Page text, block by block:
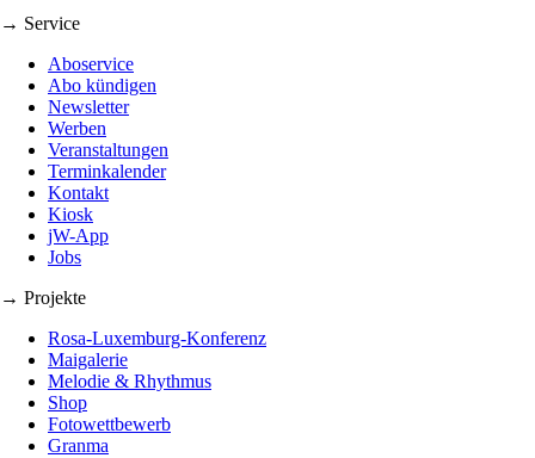
→ Service
Aboservice
Abo kündigen
Newsletter
Werben
Veranstaltungen
Terminkalender
Kontakt
Kiosk
jW-App
Jobs
→ Projekte
Rosa-Luxemburg-Konferenz
Maigalerie
Melodie & Rhythmus
Shop
Fotowettbewerb
Granma